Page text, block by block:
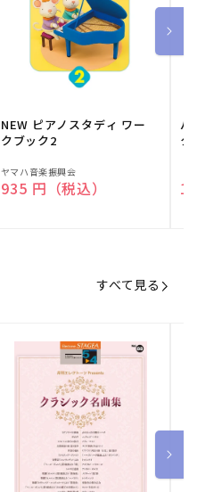
NEW ピアノスタディ ワー
クブック2
販
売
ヤマハ音楽振興会
通常価格
935 円（税込）
バ
ク
売
すべて見る